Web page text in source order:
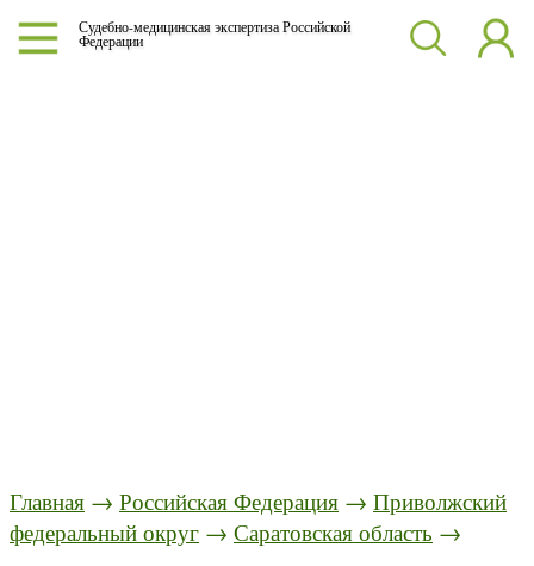
Судебно-медицинская экспертиза Российской
Федерации
Главная → Российская Федерация → Приволжский
федеральный округ → Саратовская область →